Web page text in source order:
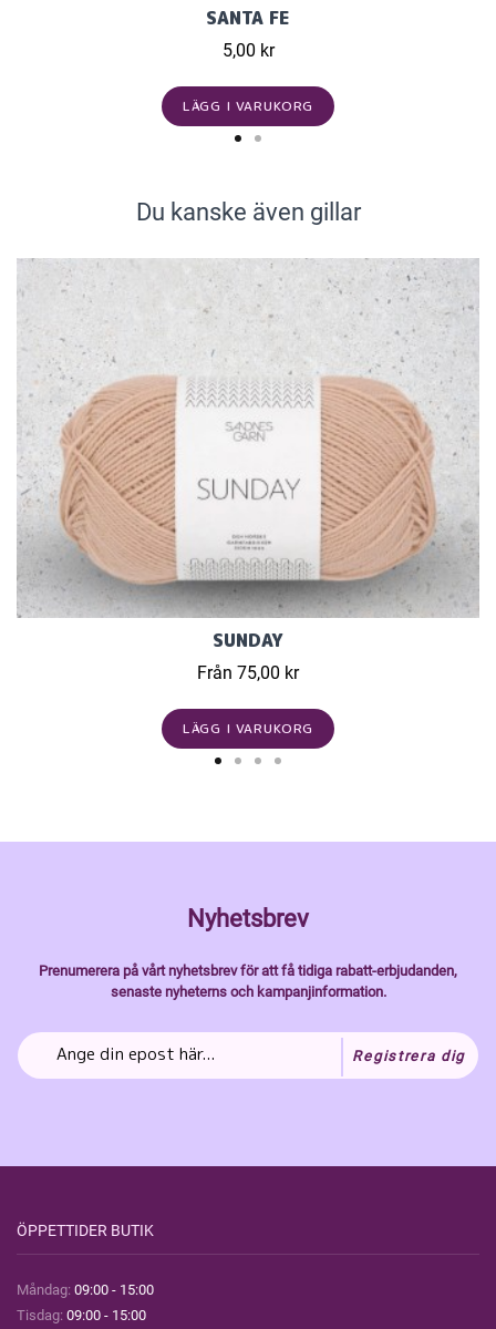
SANTA FE
5,00 kr
LÄGG I VARUKORG
Du kanske även gillar
SUNDAY
Från 75,00 kr
LÄGG I VARUKORG
Nyhetsbrev
Prenumerera på vårt nyhetsbrev för att få tidiga rabatt-erbjudanden,
senaste nyheterns och kampanjinformation.
Registrera dig
ÖPPETTIDER BUTIK
Måndag: 09:00 - 15:00
Tisdag: 09:00 - 15:00